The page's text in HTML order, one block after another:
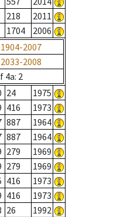
218
2011
1704 2006
2007
2008
4a: 2
24
1975
416
1973
887
1964
887
1964
279
1969
279
1969
416
1973
416
1973
26
1992